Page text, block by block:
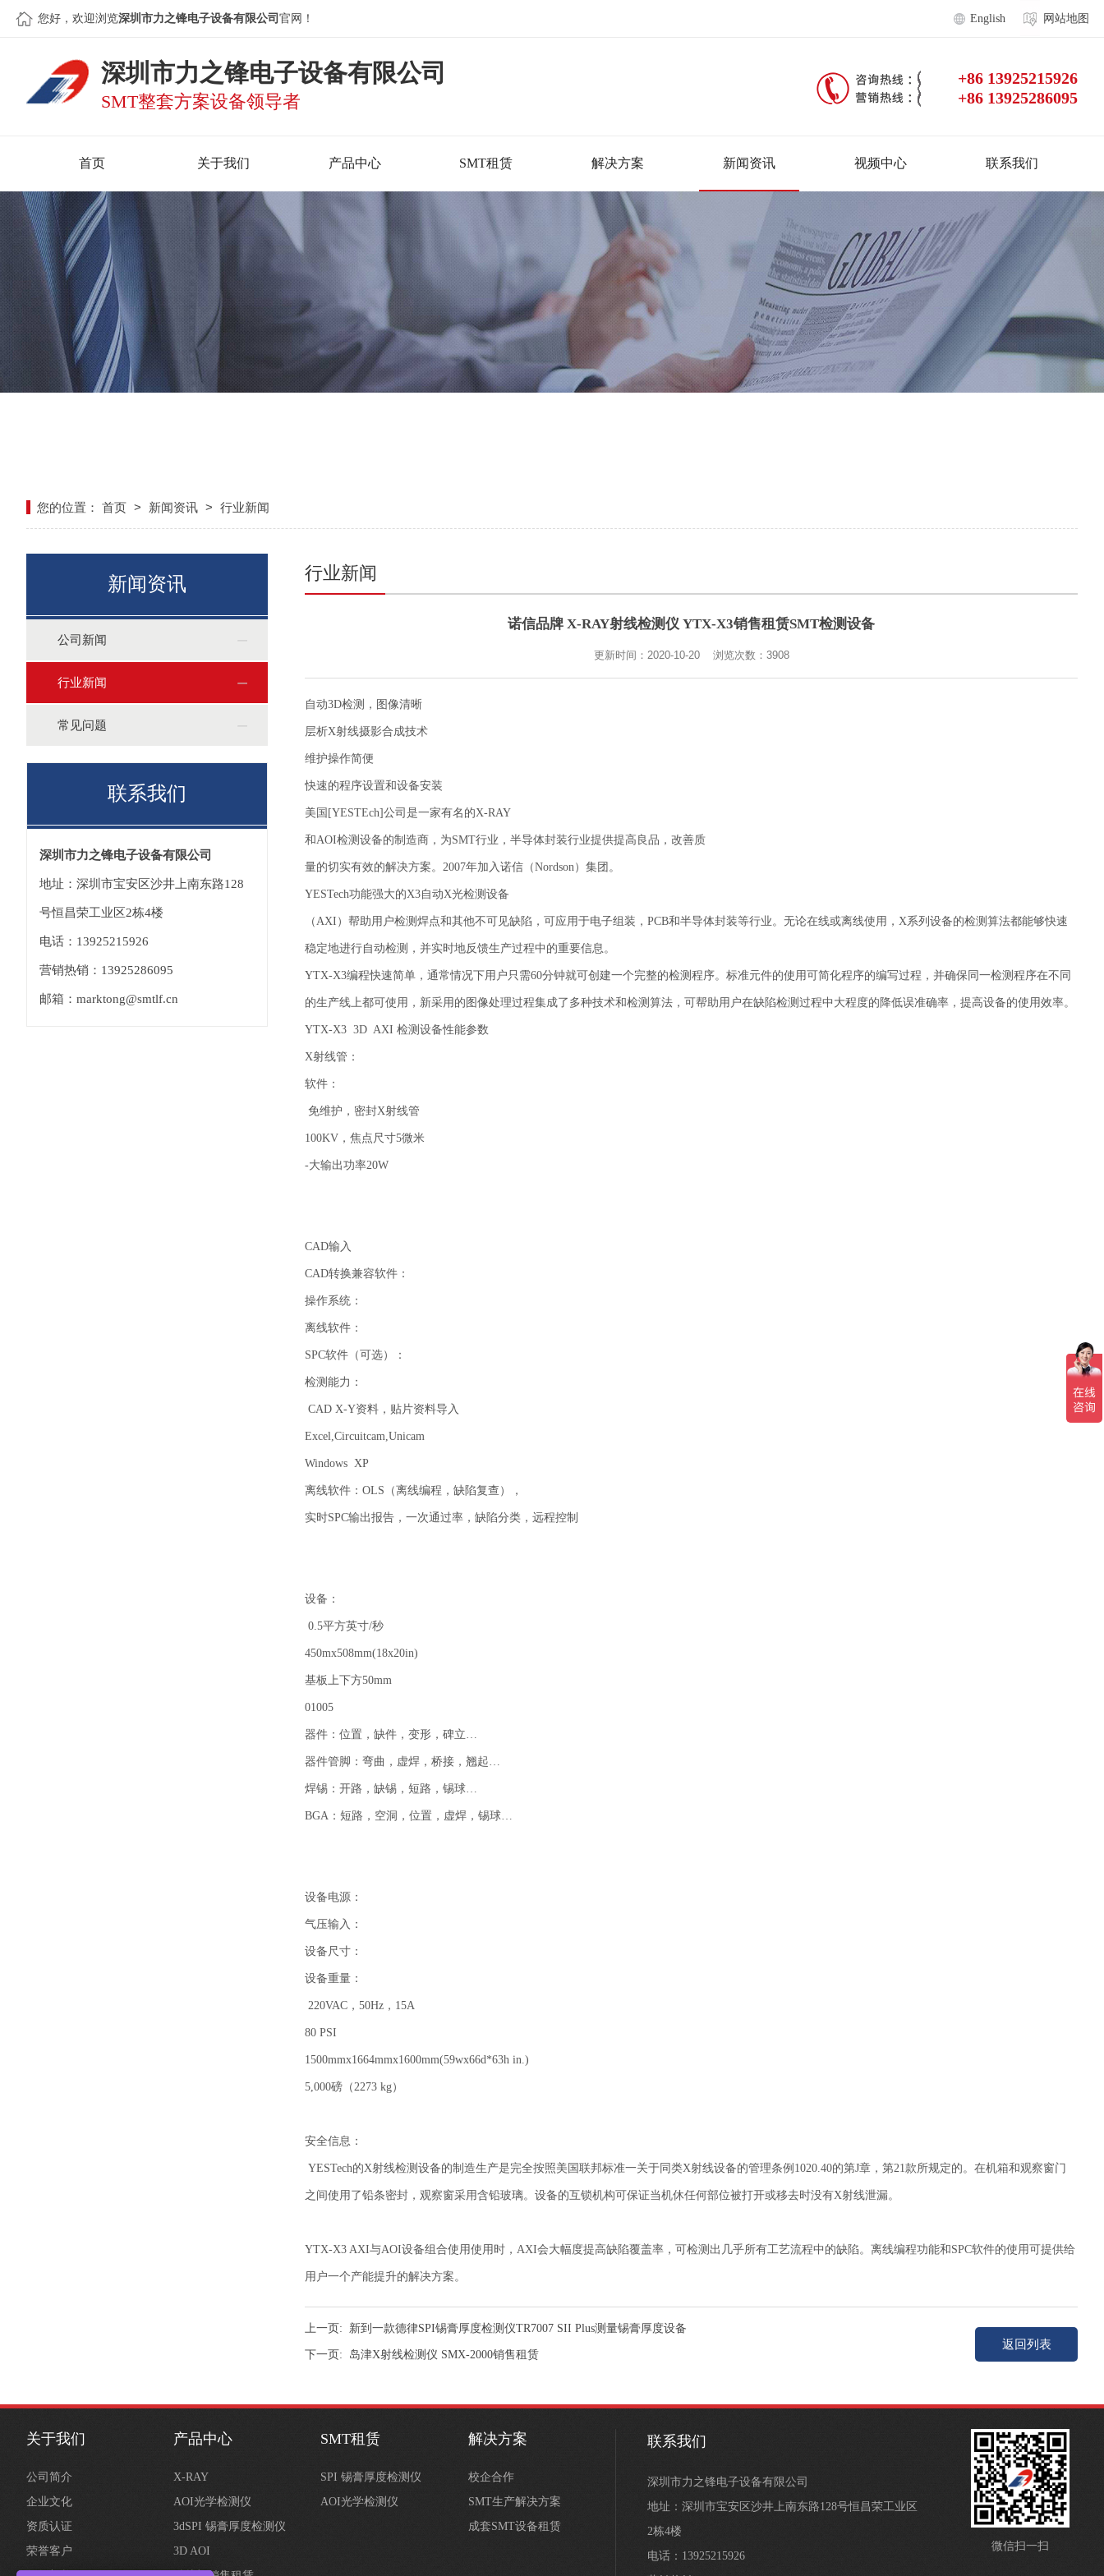
English 网站地图
您好，欢迎浏览深圳市力之锋电子设备有限公司官网！
深圳市力之锋电子设备有限公司
SMT整套方案设备领导者
+86 13925215926
+86 13925286095
首页 关于我们 产品中心 SMT租赁 解决方案 新闻资讯 视频中心 联系我们
您的位置： 首页 > 新闻资讯 > 行业新闻
新闻资讯
公司新闻
行业新闻
常见问题
联系我们
深圳市力之锋电子设备有限公司
地址：深圳市宝安区沙井上南东路128
号恒昌荣工业区2栋4楼
电话：13925215926
营销热销：13925286095
邮箱：marktong@smtlf.cn
行业新闻
诺信品牌 X-RAY射线检测仪 YTX-X3销售租赁SMT检测设备
更新时间：2020-10-20 浏览次数： 3908
自动3D检测，图像清晰
层析X射线摄影合成技术
维护操作简便
快速的程序设置和设备安装
美国[YESTEch]公司是一家有名的X-RAY
和AOI检测设备的制造商，为SMT行业，半导体封装行业提供提高良品，改善质
量的切实有效的解决方案。2007年加入诺信（Nordson）集团。
YESTech功能强大的X3自动X光检测设备
（AXI）帮助用户检测焊点和其他不可见缺陷，可应用于电子组装，PCB和半导体封装等行业。无论在线或离线使用，X系列设备的检测算法都能够快速
稳定地进行自动检测，并实时地反馈生产过程中的重要信息。
YTX-X3编程快速简单，通常情况下用户只需60分钟就可创建一个完整的检测程序。标准元件的使用可简化程序的编写过程，并确保同一检测程序在不同
的生产线上都可使用，新采用的图像处理过程集成了多种技术和检测算法，可帮助用户在缺陷检测过程中大程度的降低误准确率，提高设备的使用效率。
YTX-X3 3D AXI 检测设备性能参数
X射线管：
软件：
免维护，密封X射线管
100KV，焦点尺寸5微米
-大输出功率20W
CAD输入
CAD转换兼容软件：
操作系统：
离线软件：
SPC软件（可选）：
检测能力：
CAD X-Y资料，贴片资料导入
Excel,Circuitcam,Unicam
Windows XP
离线软件：OLS（离线编程，缺陷复查），
实时SPC输出报告，一次通过率，缺陷分类，远程控制
设备：
0.5平方英寸/秒
450mx508mm(18x20in)
基板上下方50mm
01005
器件：位置，缺件，变形，碑立…
器件管脚：弯曲，虚焊，桥接，翘起…
焊锡：开路，缺锡，短路，锡球…
BGA：短路，空洞，位置，虚焊，锡球…
设备电源：
气压输入：
设备尺寸：
设备重量：
220VAC，50Hz，15A
80 PSI
1500mmx1664mmx1600mm(59wx66d*63h in.)
5,000磅（2273 kg）
安全信息：
YESTech的X射线检测设备的制造生产是完全按照美国联邦标准一关于同类X射线设备的管理条例1020.40的第J章，第21款所规定的。在机箱和观察窗门
之间使用了铅条密封，观察窗采用含铅玻璃。设备的互锁机构可保证当机休任何部位被打开或移去时没有X射线泄漏。
YTX-X3 AXI与AOI设备组合使用使用时，AXI会大幅度提高缺陷覆盖率，可检测出几乎所有工艺流程中的缺陷。离线编程功能和SPC软件的使用可提供给
用户一个产能提升的解决方案。
返回列表
上一页: 新到一款德律SPI锡膏厚度检测仪TR7007 SII Plus测量锡膏厚度设备
下一页: 岛津X射线检测仪 SMX-2000销售租赁
关于我们
公司简介
企业文化
资质认证
荣誉客户
产品中心
X-RAY
AOI光学检测仪
3dSPI 锡膏厚度检测仪
3D AOI
SMT租赁
SPI 锡膏厚度检测仪
AOI光学检测仪
解决方案
校企合作
SMT生产解决方案
成套SMT设备租赁
联系我们
深圳市力之锋电子设备有限公司
地址：深圳市宝安区沙井上南东路128号恒昌荣工业区
2栋4楼
电话：13925215926
微信扫一扫